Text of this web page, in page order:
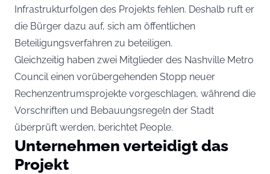
Infrastrukturfolgen des Projekts fehlen. Deshalb ruft er
die Bürger dazu auf, sich am öffentlichen
Beteiligungsverfahren zu beteiligen.
Gleichzeitig haben zwei Mitglieder des Nashville Metro
Council einen vorübergehenden Stopp neuer
Rechenzentrumsprojekte vorgeschlagen, während die
Vorschriften und Bebauungsregeln der Stadt
überprüft werden, berichtet People.
Unternehmen verteidigt das
Projekt